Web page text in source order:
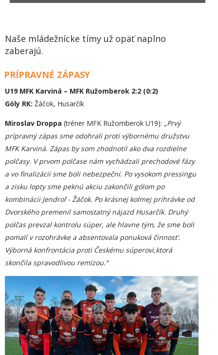
Naše mládežnícke tímy už opäť naplno
zaberajú.
PRÍPRAVNÉ ZÁPASY
U19 MFK Karviná – MFK Ružomberok 2:2 (0:2)
Góly RK: Žáčok, Husarčík
Miroslav Droppa (tréner MFK Ružomberok U19): „Prvý
prípravný zápas sme odohrali proti výbornému družstvu
MFK Karviná. Zápas by som zhodnotil ako dva rozdielne
polčasy. Vprvom polčase nám vychádzali prechodové fázy
a vo finalizácii sme boli nebezpeční. Po vysokom pressingu
a zisku lopty sme peknú akciu zakončili gólom po
kombinácii Jendroľ- Žáčok. Po krásnej kolmej prihrávke od
Dvorského premenil samostatnýnájazd Husarčík. Druhý
polčas prevzal kontrolu súper, ale hlavne tým, že sme boli
pomalív rozohrávke a absentovala ponuková činnost’.
Výborná konfrontácia proti Českému súperovi,ktorá
skončila spravodlivou remízou.“